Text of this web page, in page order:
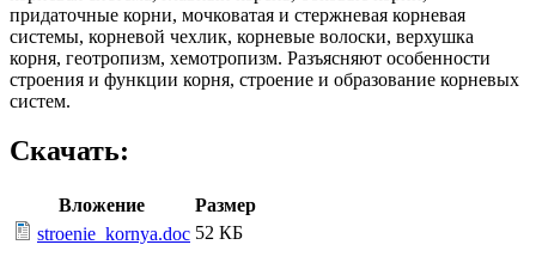
придаточные корни, мочковатая и стержневая корневая
системы, корневой чехлик, корневые волоски, верхушка
корня, геотропизм, хемотропизм. Разъясняют особенности
строения и функции корня, строение и образование корневых
систем.
Скачать:
Вложение
Размер
stroenie_kornya.doc 52 КБ